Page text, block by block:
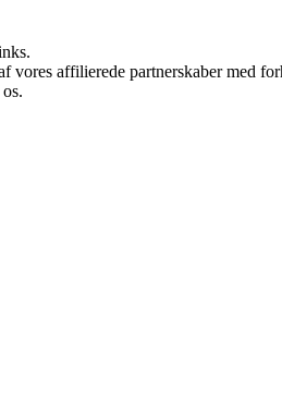
affilierede partnerskaber med